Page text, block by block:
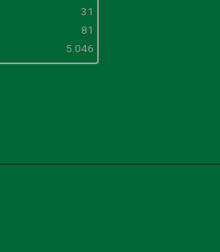
31
81
5.046